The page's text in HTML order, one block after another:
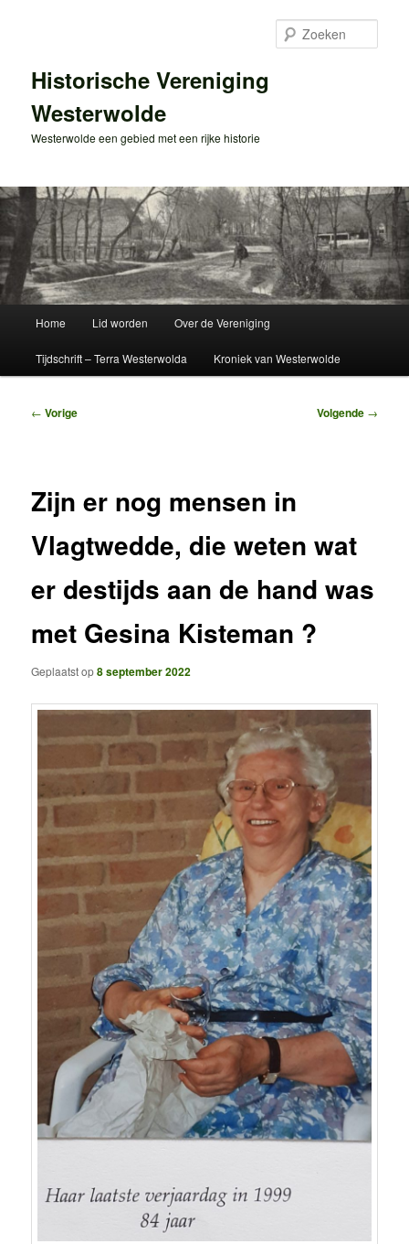
inhoudHistorische Vereniging
Westerwolde
Westerwolde een gebied met een rijke historie
Home Lid worden Over de Vereniging
Tijdschrift – Terra Westerwolda Kroniek van Westerwolde
Bericht
← Vorige Volgende →
Zijn er nog mensen in
Vlagtwedde, die weten wat
er destijds aan de hand was
met Gesina Kisteman ?
Geplaatst op8 september 2022